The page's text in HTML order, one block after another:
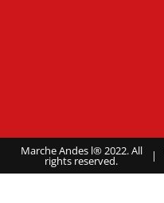
Marche Andes l® 2022. All
rights reserved. |